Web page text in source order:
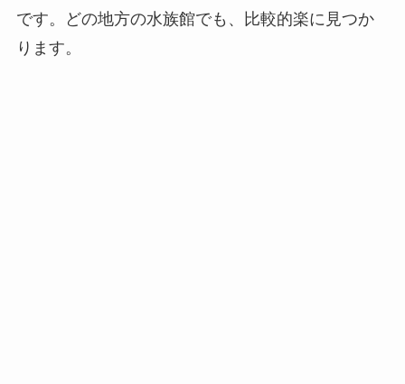
です。どの地方の水族館でも、比較的楽に見つか
ります。